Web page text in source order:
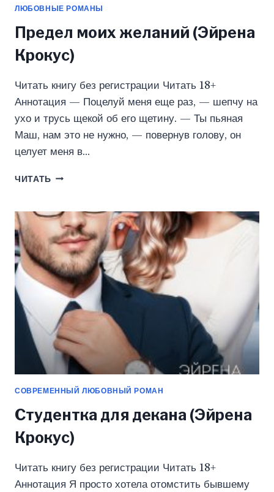
ЛЮБОВНЫЕ РОМАНЫ
Предел моих желаний (Эйрена
Крокус)
Читать книгу без регистрации Читать 18+
Аннотация — Поцелуй меня еще раз, — шепчу на
ухо и трусь щекой об его щетину. — Ты пьяная
Маш, нам это не нужно, — повернув голову, он
целует меня в…
ЧИТАТЬ ПРЕДЕЛ
(ЭЙРЕНА
КРОКУС)
СОВРЕМЕННЫЙ ЛЮБОВНЫЙ РОМАН
Студентка для декана (Эйрена
Крокус)
Читать книгу без регистрации Читать 18+
Аннотация Я просто хотела отомстить бывшему